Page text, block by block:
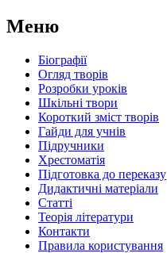
Меню
Біографії
Огляд творів
Розробки уроків
Шкільні твори
Короткий зміст творів
Гайди для учнів
Підручники
Хрестоматія
Підготовка до переказу
Дидактичні матеріали
Статті
Теорія літератури
Контакти
Правила користування